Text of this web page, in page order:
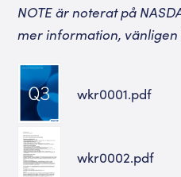
NOTE är noterat på
mer information, vänligen
wkr0001.pdf
wkr0002.pdf